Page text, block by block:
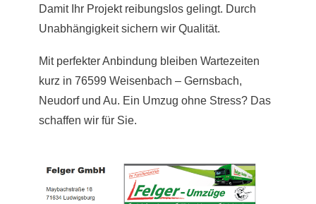
Damit Ihr Projekt reibungslos gelingt. Durch
Unabhängigkeit sichern wir Qualität.
Mit perfekter Anbindung bleiben Wartezeiten
kurz in 76599 Weisenbach – Gernsbach,
Neudorf und Au. Ein Umzug ohne Stress? Das
schaffen wir für Sie.